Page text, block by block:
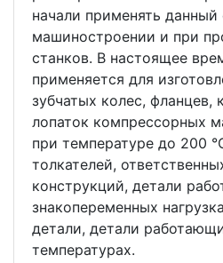
начали применять данный
машиностроении и при
станков. В настоящее
применяется для
зубчатых колес, фланцев,
лопаток компрессорных
при температуре до 200
толкателей,
конструкций, детали
знакопеременных
детали, детали
температурах.